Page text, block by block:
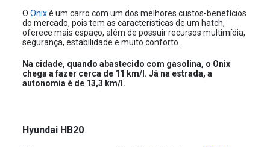
OOnixé um carro com um dos melhores custos-benefícios
do mercado, pois tem as características de um hatch,
oferece mais espaço, além de possuir recursos multimídia,
segurança, estabilidade e muito conforto.
Na cidade, quando abastecido com gasolina, o Onix
chega a fazer cerca de 11 km/l. Já na estrada, a
autonomia é de 13,3 km/l.
Hyundai HB20